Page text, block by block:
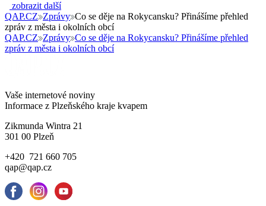
zobrazit další
QAP.CZ Zprávy Co se děje na Rokycansku? Přinášíme přehled
zpráv z města i okolních obcí
QAP.CZ Zprávy Co se děje na Rokycansku? Přinášíme přehled
zpráv z města i okolních obcí
Vaše internetové noviny
Informace z Plzeňského kraje kvapem
Zikmunda Wintra 21
301 00 Plzeň
+420 721 660 705
qap@qap.cz